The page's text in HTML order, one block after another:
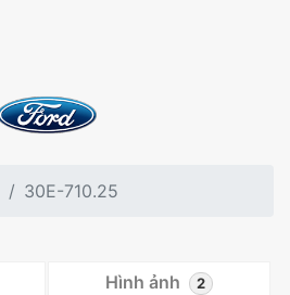
30E-710.25
Hình ảnh 2